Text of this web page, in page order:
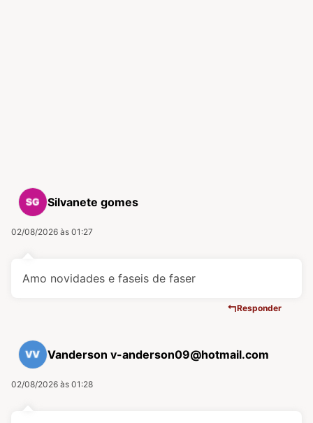
Silvanete gomes
02/08/2026 às 01:27
Amo novidades e faseis de faser
Responder
Vanderson v-anderson09@hotmail.com
02/08/2026 às 01:28